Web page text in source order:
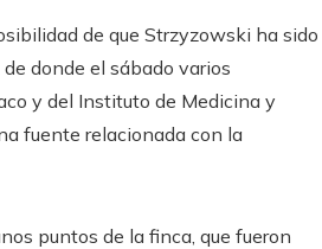
de que Strzyzowski ha sido
donde el sábado varios
y del Instituto de Medicina y
fuente relacionada con la
puntos de la finca, que fueron